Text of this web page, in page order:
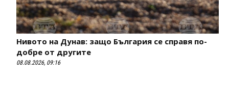
Нивото на Дунав: защо България се справя по-
добре от другите
08.08.2026, 09:16